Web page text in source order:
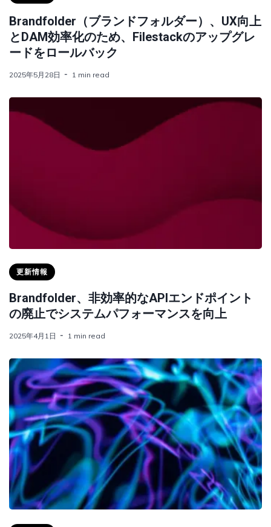
Brandfolder（ブランドフォルダー）、UX向上
とDAM効率化のため、Filestackのアップグレ
ードをロールバック
2025年5月28日 1 min read
更新情報
Brandfolder、非効率的なAPIエンドポイント
の廃止でシステムパフォーマンスを向上
2025年4月1日 1 min read